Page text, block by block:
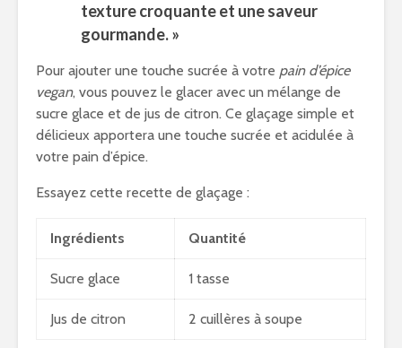
texture croquante et une saveur
gourmande. »
Pour ajouter une touche sucrée à votre pain d’épice
vegan, vous pouvez le glacer avec un mélange de
sucre glace et de jus de citron. Ce glaçage simple et
délicieux apportera une touche sucrée et acidulée à
votre pain d’épice.
Essayez cette recette de glaçage :
Ingrédients Quantité
Sucre glace 1 tasse
Jus de citron 2 cuillères à soupe